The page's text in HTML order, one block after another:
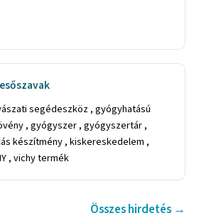
segédeszköz , gyógyhatású
, gyógyszer , gyógyszertár ,
készítmény , kiskereskedelem ,
, vichy termék
Összes hirdetés →